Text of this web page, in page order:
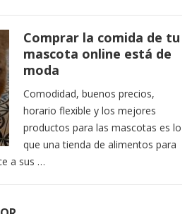
Comprar la comida de tu
mascota online está de
moda
Comodidad, buenos precios,
horario flexible y los mejores
productos para las mascotas es lo
que una tienda de alimentos para
a sus …